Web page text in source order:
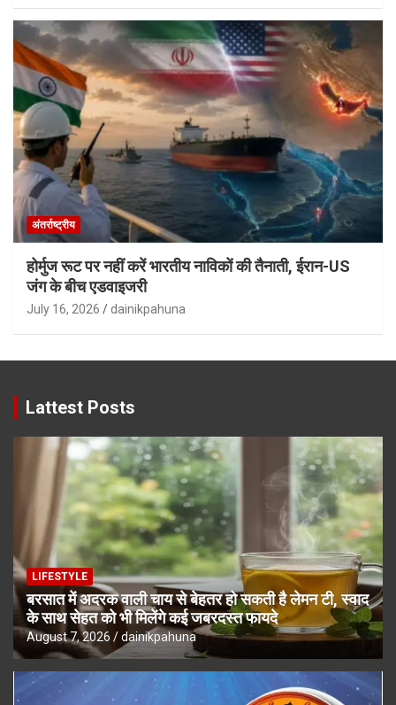
अंतर्राष्ट्रीय
होर्मुज रूट पर नहीं करें भारतीय नाविकों की तैनाती, ईरान-US
जंग के बीच एडवाइजरी
July 16, 2026 dainikpahuna
Lattest Posts
LIFESTYLE
बरसात में अदरक वाली चाय से बेहतर हो सकती है लेमन टी, स्वाद
के साथ सेहत को भी मिलेंगे कई जबरदस्त फायदे
August 7, 2026 dainikpahuna